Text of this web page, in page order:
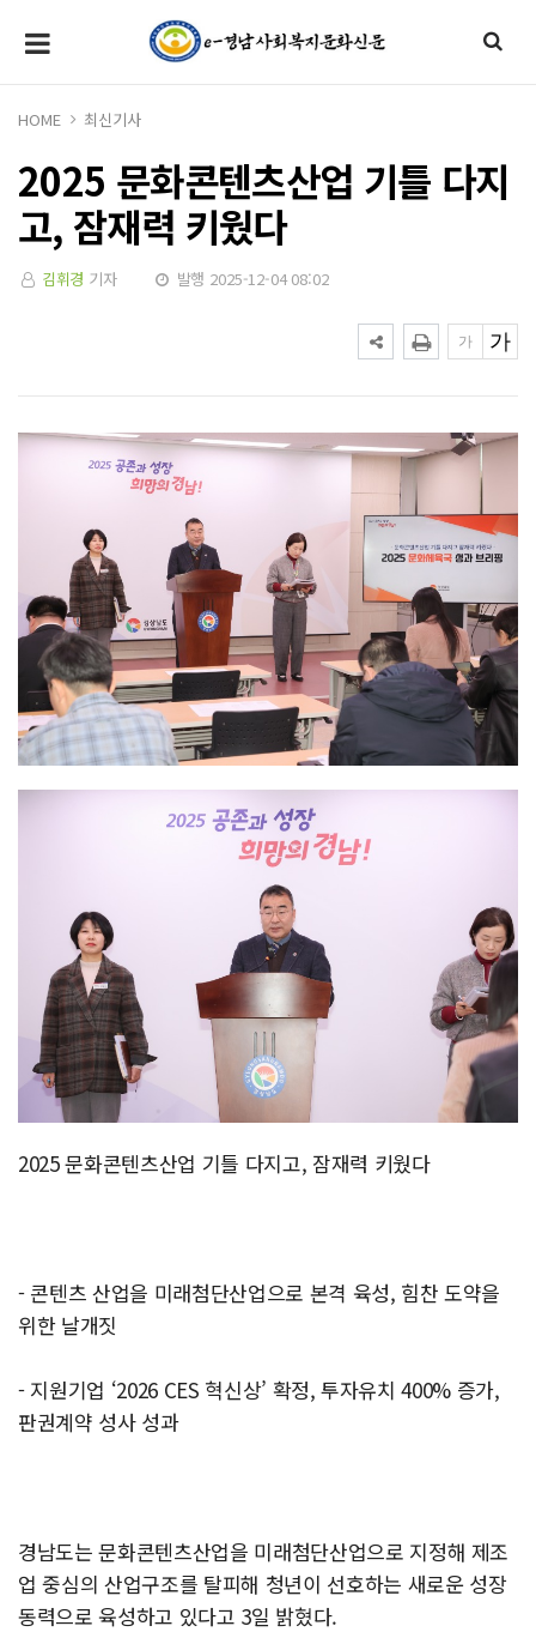
HOME 최신기사
2025 문화콘텐츠산업 기틀 다지
고, 잠재력 키웠다
김휘경 기자 발행 2025-12-04 08:02
2025 문화콘텐츠산업 기틀 다지고, 잠재력 키웠다
- 콘텐츠 산업을 미래첨단산업으로 본격 육성, 힘찬 도약을
위한 날개짓
- 지원기업 ‘2026 CES 혁신상’ 확정, 투자유치 400% 증가,
판권계약 성사 성과
경남도는 문화콘텐츠산업을 미래첨단산업으로 지정해 제조
업 중심의 산업구조를 탈피해 청년이 선호하는 새로운 성장
동력으로 육성하고 있다고 3일 밝혔다.